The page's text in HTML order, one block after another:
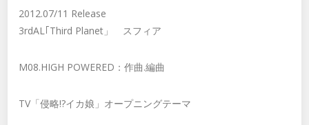
2012.07/11 Release
3rdAL｢Third Planet」 スフィア
M08.HIGH POWERED：作曲.編曲
TV「侵略!?イカ娘」オープニングテーマ